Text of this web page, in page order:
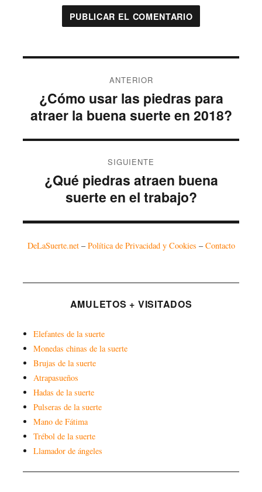
entradas
ANTERIOR
Entrada
anterior:
¿Cómo usar las piedras para
atraer la buena suerte en 2018?
SIGUIENTE
Entrada¿Qué piedras atraen buena
suerte en el trabajo?
DeLaSuerte.net–Política de Privacidad y Cookies –Contacto
AMULETOS + VISITADOS
Elefantes de la suerte
Monedas chinas de la suerte
Brujas de la suerte
Atrapasueños
Hadas de la suerte
Pulseras de la suerte
Mano de Fátima
Trébol de la suerte
Llamador de ángeles